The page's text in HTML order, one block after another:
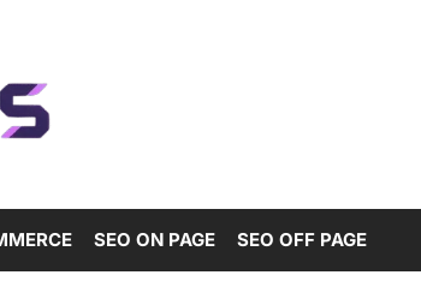
SEO ON PAGE SEO OFF PAGE